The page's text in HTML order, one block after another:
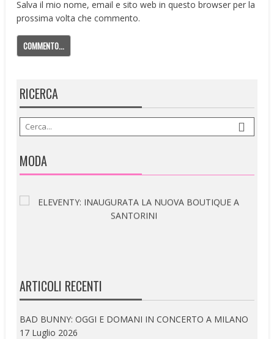
Salva il mio nome, email e sito web in questo browser per la
prossima volta che commento.
RICERCA
MODA
ARTICOLI RECENTI
BAD BUNNY: OGGI E DOMANI IN CONCERTO A MILANO
17 Luglio 2026